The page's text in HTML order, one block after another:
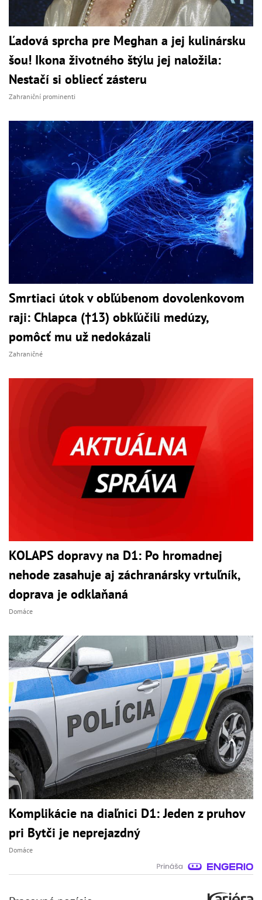
Ľadová sprcha pre Meghan a jej kulinársku
šou! Ikona životného štýlu jej naložila:
Nestačí si obliecť zásteru
Zahraniční prominenti
Smrtiaci útok v obľúbenom dovolenkovom
raji: Chlapca (†13) obkľúčili medúzy,
pomôcť mu už nedokázali
Zahraničné
KOLAPS dopravy na D1: Po hromadnej
nehode zasahuje aj záchranársky vrtuľník,
doprava je odklaňaná
Domáce
Komplikácie na diaľnici D1: Jeden z pruhov
pri Bytči je neprejazdný
Domáce